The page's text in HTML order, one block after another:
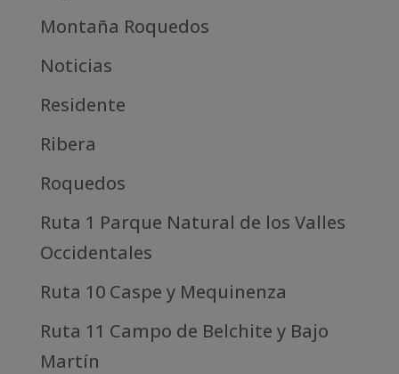
Montaña Roquedos
Noticias
Residente
Ribera
Roquedos
Ruta 1 Parque Natural de los Valles
Occidentales
Ruta 10 Caspe y Mequinenza
Ruta 11 Campo de Belchite y Bajo
Martín